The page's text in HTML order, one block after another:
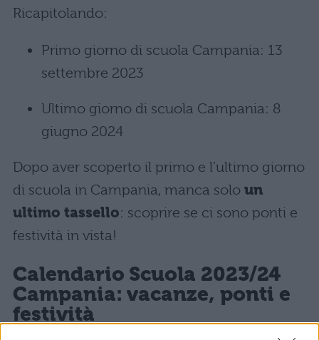
Ricapitolando:
Primo giorno di scuola Campania: 13
settembre 2023
Ultimo giorno di scuola Campania: 8
giugno 2024
Dopo aver scoperto il primo e l’ultimo giorno
di scuola in Campania, manca solo un
ultimo tassello: scoprire se ci sono ponti e
festività in vista!
Calendario Scuola 2023/24
Campania: vacanze, ponti e
festività